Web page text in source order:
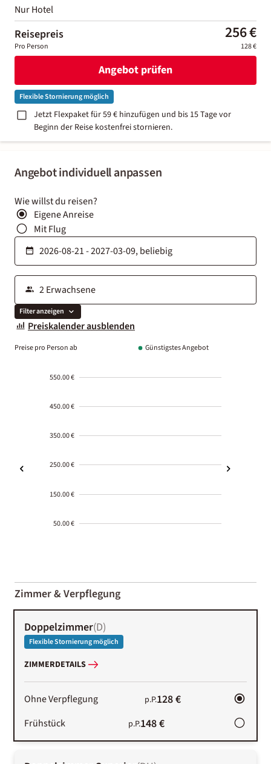
Angebot individuell anpassen
Wie willst du reisen?
Eigene Anreise
Mit Flug
Filter anzeigen
Preiskalender ausblenden
Preise pro Person ab Günstigstes Angebot
550.00 €
450.00 €
350.00 €
250.00 €
150.00 €
50.00 €
01-02
Zimmer & Verpflegung
Doppelzimmer(D)
Flexible Stornierung möglich
ZIMMERDETAILS
Ohne Verpflegung p.P.128 €
Frühstück p.P.148 €
Nur Hotel
Reisepreis 256 €
Pro Person 128 €
Angebot prüfen
Flexible Stornierung möglich
Jetzt Flexpaket für 59 € hinzufügen und bis 15 Tage vor
Beginn der Reise kostenfrei stornieren.